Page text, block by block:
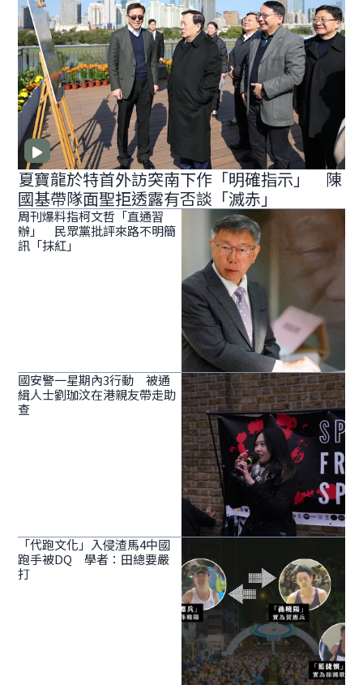
夏寶龍於特首外訪突南下作「明確指示」 陳
國基帶隊面聖拒透露有否談「滅赤」
周刊爆料指柯文哲「直通習
辦」 民眾黨批評來路不明簡
訊「抹紅」
國安警一星期內3行動 被通
緝人士劉珈汶在港親友帶走助
查
「代跑文化」入侵渣馬4中國
跑手被DQ 學者：田總要嚴
打